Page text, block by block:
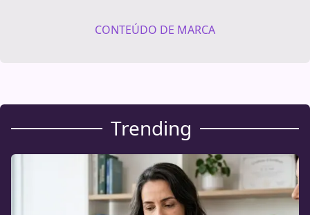
CONTEÚDO DE MARCA
Trending